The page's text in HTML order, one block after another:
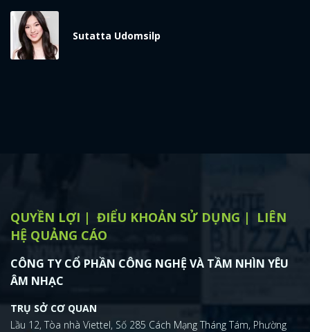
Sutatta Udomsilp
QUYỀN LỢI ĐIỂU KHOẢN SỬ DỤNG
LIÊN
HỆ QUẢNG CÁO
CÔNG TY CỔ PHẦN CÔNG NGHỆ VÀ TẦM NHÌN YÊU
ÂM NHẠC
TRỤ SỞ CƠ QUAN
Lầu 12, Tòa nhà Viettel, Số 285 Cách Mạng Tháng Tám, Phường